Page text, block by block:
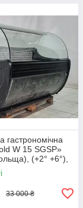
гастрономічна
W 15 SGSP»
(+2° +6°),
см., Б/у
33 000 ₴